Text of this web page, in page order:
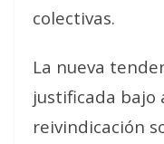
colectivas.
La nueva
justificada bajo
reivindicación